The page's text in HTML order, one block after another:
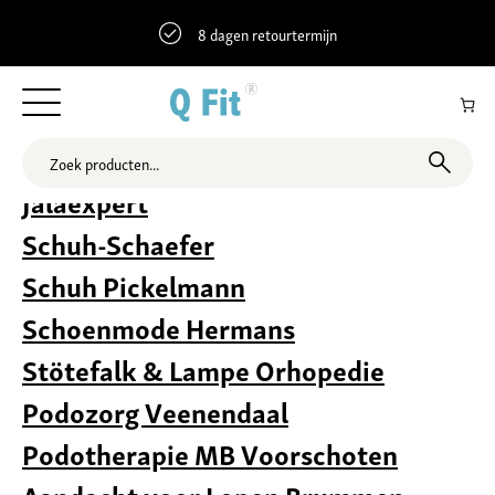
8 dagen retourtermijn
Archieven:
Jalaexpert
Schuh-Schaefer
Schuh Pickelmann
Schoenmode Hermans
Stötefalk & Lampe Orhopedie
Podozorg Veenendaal
Podotherapie MB Voorschoten